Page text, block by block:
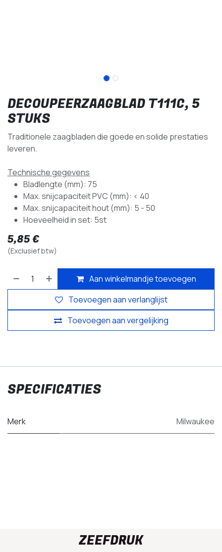
DECOUPEERZAAGBLAD T111C, 5
STUKS
Traditionele zaagbladen die goede en solide prestaties
leveren.
Technische gegevens
Bladlengte (mm): 75
Max. snijcapaciteit PVC (mm): < 40
Max. snijcapaciteit hout (mm): 5 - 50
Hoeveelheid in set: 5st
5,85€
(Exclusief btw)
Aan winkelmandje toevoegen
Toevoegen aan vergelijking
Toevoegen aan verlanglijst
SPECIFICATIES
Merk Milwaukee
ZEEFDRUK